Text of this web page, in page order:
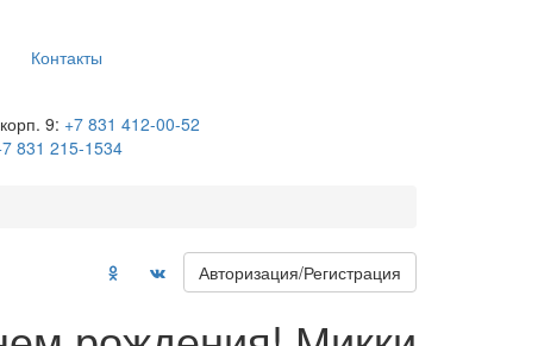
Контакты
9: +7 831 412-00-52
831 215-1534
Авторизация/Регистрация